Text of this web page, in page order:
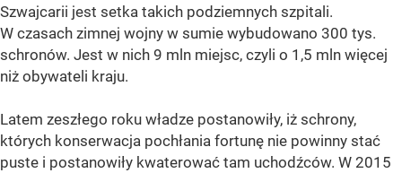
Szwajcarii jest setka takich podziemnych szpitali.
W czasach zimnej wojny w sumie wybudowano 300 tys.
schronów. Jest w nich 9 mln miejsc, czyli o 1,5 mln więcej
niż obywateli kraju.
Latem zeszłego roku władze postanowiły, iż schrony,
których konserwacja pochłania fortunę nie powinny stać
puste i postanowiły kwaterować tam uchodźców. W 2015